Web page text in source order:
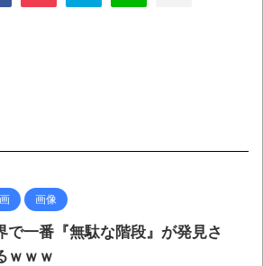
アップ情報更新 AOMEI
ダウン症の姉が暴行事件！事
衝撃の結末
海道旅行ワイ「ウニイクラ丼特
」→結
･････････････････
、ちょっかい出してきた陰に
画像
で一番『無駄な階段』が発見さ
ｗｗｗ